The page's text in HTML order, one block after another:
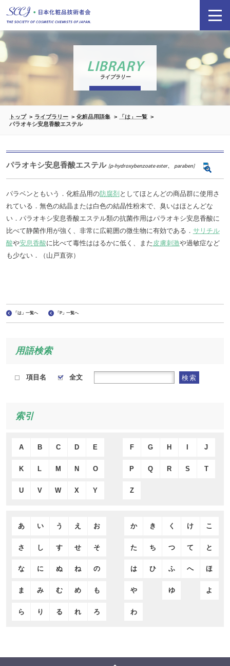
LIBRARY
ライブラリー
トップ ライブラリー 化粧品用語集
「は」一覧
パラオキシ安息香酸エステル
パラオキシ安息香酸エステル [p-hydroxybenzoate ester、 paraben]
パラベンともいう．化粧品用の防腐剤 としてほとんどの商品群に使用さ
れている．無色の結晶または白色の結晶性粉末で、臭いはほとんどな
い．パラオキシ安息香酸エステル類の抗菌作用はパラオキシ安息香酸に
比べて静菌作用が強く、非常に広範囲の微生物に有効である． サリチル
酸や安息香酸に比べて毒性ははるかに低く、また皮膚刺激や過敏症など
も少ない．（山戸直弥）
「は」一覧へ 「P」一覧へ
用語検索
項目名 全文 検索
索引
A B C D E F G H J
K L M N O P Q R S T
U V W X Y Z
あ い う え お か き く け こ
さ し す せ そ た ち つ て と
な に ぬ ね の は ひ ふ へ ほ
ま み む め も や ゆ よ
ら り る れ ろ わ